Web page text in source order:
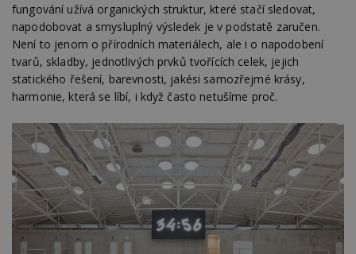
fungování užívá organických struktur, které stačí sledovat,
napodobovat a smysluplný výsledek je v podstatě zaručen.
Není to jenom o přírodních materiálech, ale i o napodobení
tvarů, skladby, jednotlivých prvků tvořících celek, jejich
statického řešení, barevnosti, jakési samozřejmé krásy,
harmonie, která se líbí, i když často netušíme proč.